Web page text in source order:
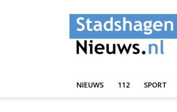
NIEUWS 112 SPORT